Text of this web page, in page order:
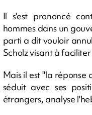
Il s'est prononcé
hommes dans un
parti a dit vouloir
Scholz visant à
Mais il est "la réponse
séduit avec ses
étrangers, analyse